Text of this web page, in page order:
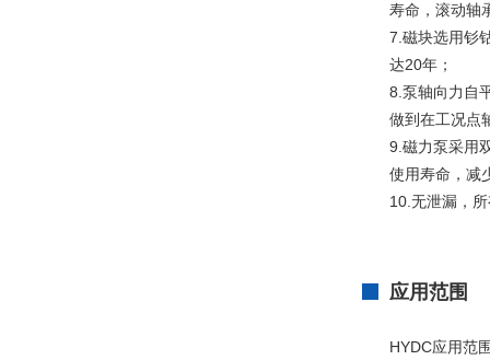
寿命，滚动轴
7.磁块选用钐
达20年；
8.泵轴向力自
做到在工况点
9.磁力泵采用
使用寿命，减
10.无泄漏，
应用范围
HYDC应用范